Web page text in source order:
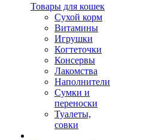
Товары для кошек
Cухой корм
Витамины
Игрушки
Когтеточки
Консервы
Лакомства
Наполнители
Сумки и
переноски
Туалеты,
совки